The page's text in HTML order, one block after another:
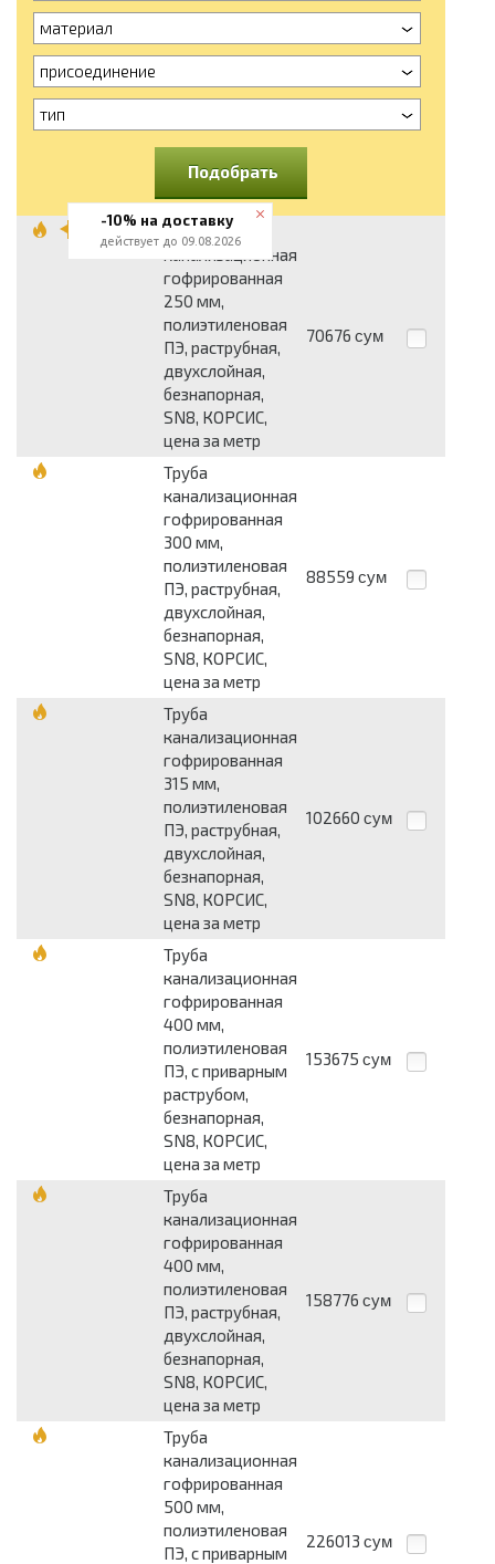
материал
присоединение
тип
Подобрать
Труба
канализационная
гофрированная
250 мм,
полиэтиленовая
ПЭ, раструбная,
двухслойная,
безнапорная,
SN8, КОРСИС,
цена за метр
70676 сум
Труба
канализационная
гофрированная
300 мм,
полиэтиленовая
ПЭ, раструбная,
двухслойная,
безнапорная,
SN8, КОРСИС,
цена за метр
88559 сум
Труба
канализационная
гофрированная
315 мм,
полиэтиленовая
ПЭ, раструбная,
двухслойная,
безнапорная,
SN8, КОРСИС,
цена за метр
102660 сум
Труба
канализационная
гофрированная
400 мм,
полиэтиленовая
ПЭ, с приварным
раструбом,
безнапорная,
SN8, КОРСИС,
цена за метр
153675 сум
Труба
канализационная
гофрированная
400 мм,
полиэтиленовая
ПЭ, раструбная,
двухслойная,
безнапорная,
SN8, КОРСИС,
цена за метр
158776 сум
Труба
канализационная
гофрированная
500 мм,
полиэтиленовая
ПЭ, с приварным
226013 сум
-10% на доставку
действует до 09.08.2026